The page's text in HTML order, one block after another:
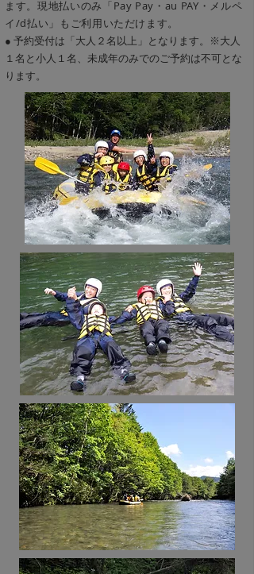
ます。現地払いのみ「Pay Pay・au PAY・メルペ
イ/d払い」もご利用いただけます。
● 予約受付は「大人２名以上」となります。
※大人
１名と小人１名、未成年のみでのご予約は不可とな
ります。